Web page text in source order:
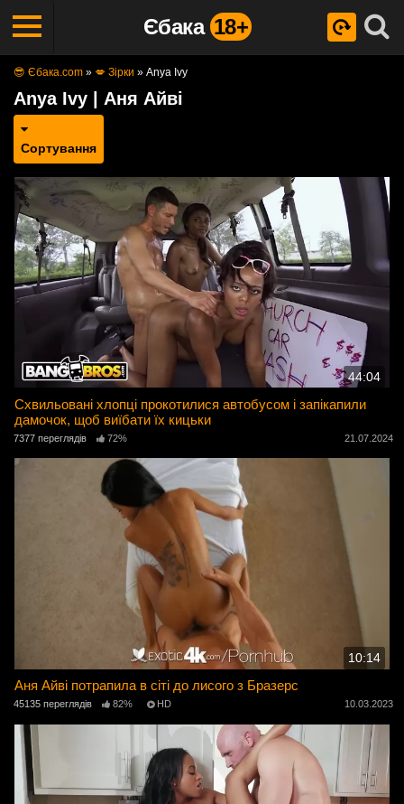
Єбака 18+
😎 Єбака.com » 💋 Зірки » Anya Ivy
Anya Ivy | Аня Айві
Сортування
44:04
Схвильовані хлопці прокотилися автобусом і запікапили
дамочок, щоб виїбати їх кицьки
7377 переглядів 72% 21.07.2024
10:14
Аня Айві потрапила в сіті до лисого з Бразерс
45135 переглядів 82% HD 10.03.2023